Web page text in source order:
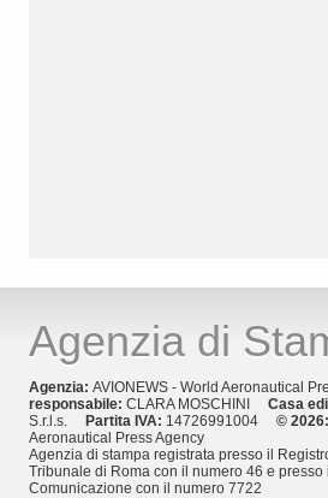
Agenzia di
Agenzia: AVIONEWS - World Aeronautical
responsabile: CLARA MOSCHINI Casa
S.r.l.s.
Partita IVA: 14726991004 © 2026:
Aeronautical Press Agency
Agenzia di stampa registrata presso il
Tribunale di Roma con il numero 46 e
Comunicazione con il numero 7722